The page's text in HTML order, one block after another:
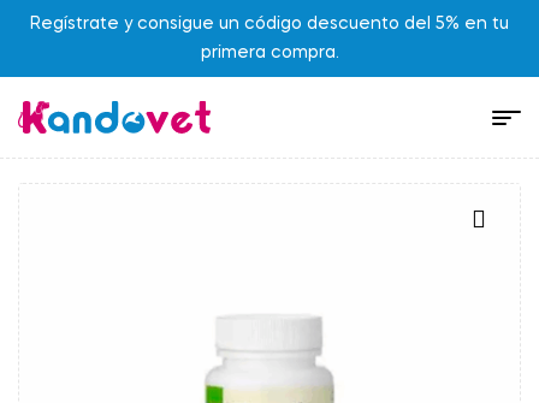
Regístrate y consigue un código descuento del 5% en tu
primera compra.